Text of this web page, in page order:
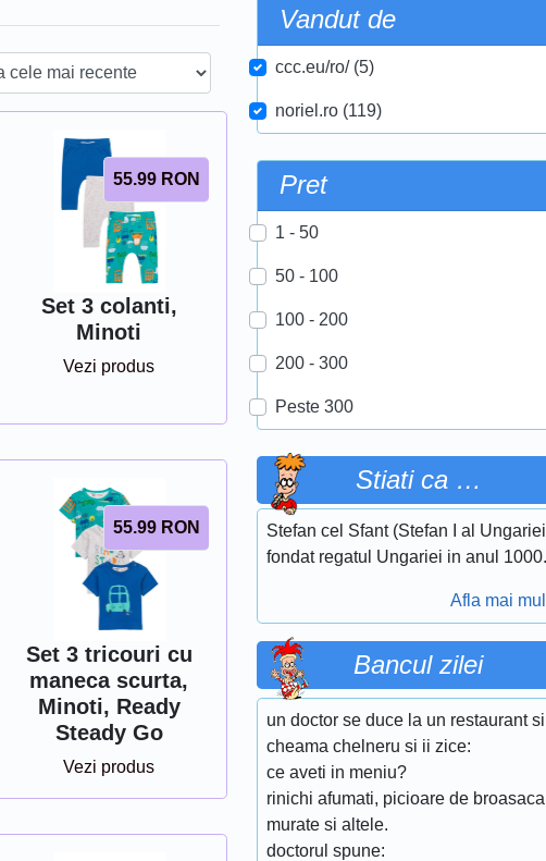
55.99 RON
Set 3 colanti,
Minoti
Vezi produs
55.99 RON
Set 3 tricouri cu
maneca scurta,
Minoti, Ready
Steady Go
Vezi produs
Vandut de
ccc.eu/ro/ (5)
noriel.ro (119)
Pret
1 - 50
50 - 100
100 - 200
200 - 300
Peste 300
Stiati ca …
Stefan cel Sfant (Stefan I al
fondat regatul Ungariei in anul 1000.
Afla mai
Bancul zilei
un doctor se duce la un restaurant si
cheama chelneru si ii zice:
ce aveti in meniu?
rinichi afumati, picioare de broasaca
murate si altele.
doctorul spune: